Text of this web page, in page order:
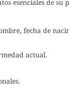
esenciales de su
fecha de
actual.